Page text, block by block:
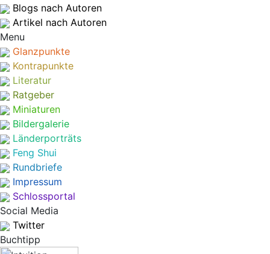
Blogs nach Autoren
Artikel nach Autoren
Menu
Glanzpunkte
Kontrapunkte
Literatur
Ratgeber
Miniaturen
Bildergalerie
Länderporträts
Feng Shui
Rundbriefe
Impressum
Schlossportal
Social Media
Twitter
Buchtipp